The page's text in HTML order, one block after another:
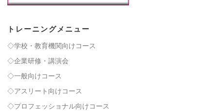
トレーニングメニュー
◇学校・教育機関向けコース
◇企業研修・講演会
◇一般向けコース
◇アスリート向けコース
◇プロフェッショナル向けコース